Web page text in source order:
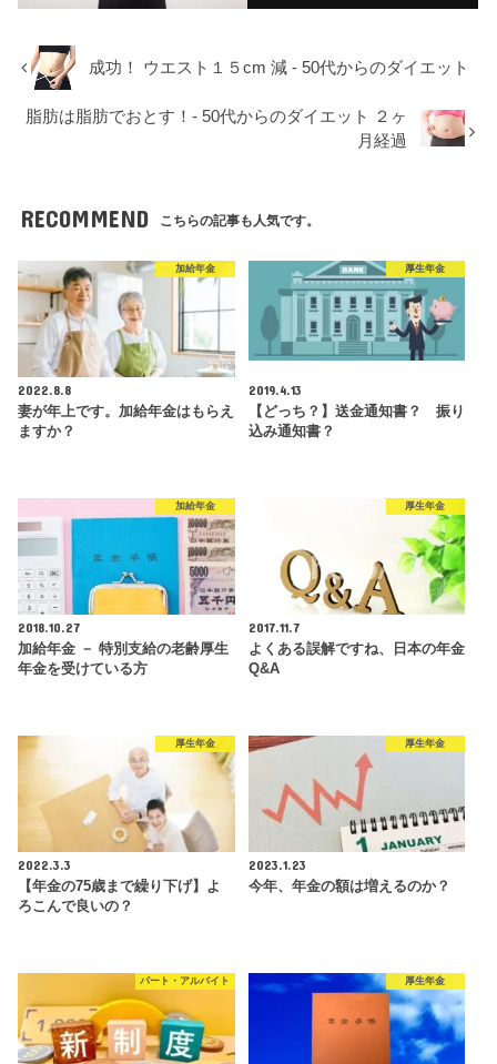
成功！ ウエスト１５cm 減 - 50代からのダイエット
脂肪は脂肪でおとす！- 50代からのダイエット ２ヶ
月経過
RECOMMEND こちらの記事も人気です。
加給年金
2022.8.8
妻が年上です。加給年金はもらえ
ますか？
厚生年金
2019.4.13
【どっち？】送金通知書？ 振り
込み通知書？
加給年金
2018.10.27
加給年金 － 特別支給の老齢厚生
年金を受けている方
厚生年金
2017.11.7
よくある誤解ですね、日本の年金
Q&A
厚生年金
2022.3.3
【年金の75歳まで繰り下げ】よ
ろこんで良いの？
厚生年金
2023.1.23
今年、年金の額は増えるのか？
パート・アルバイト 厚生年金